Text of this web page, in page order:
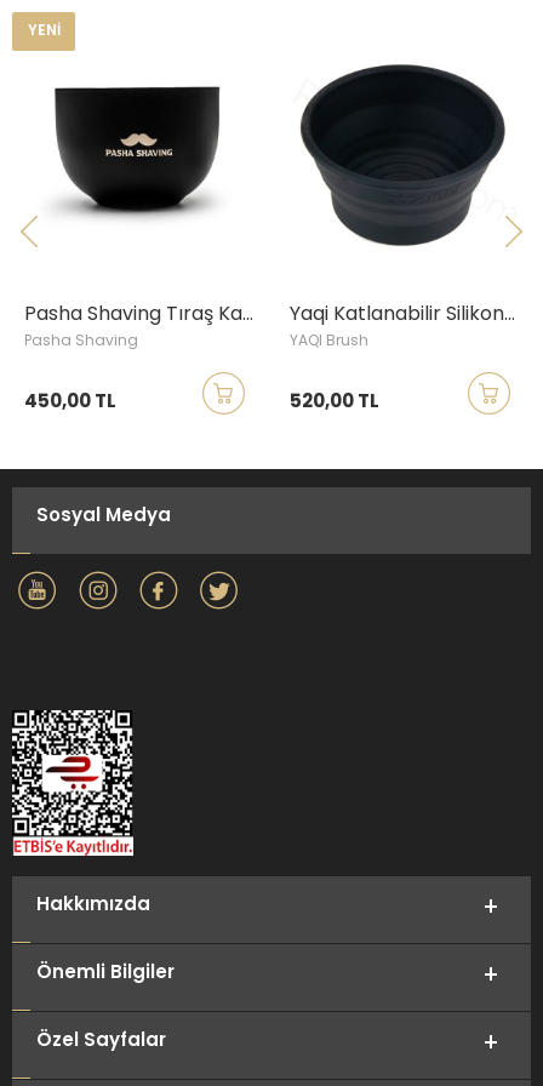
YENI
Pasha Shaving Tıraş Kasesi, Siyah
Pasha Shaving
450,00 TL
Yaqi Katlanabilir Silikon Tıraş Kasesi, Siyah
YAQI Brush
520,00 TL
Sosyal Medya
Hakkımızda
Önemli Bilgiler
Özel Sayfalar